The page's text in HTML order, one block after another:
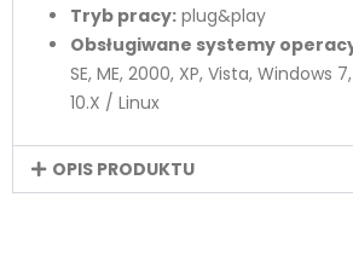
Tryb pracy: plug&play
Obsługiwane systemy
SE, ME, 2000, XP, Vista, Windows
10.X / Linux
OPIS PRODUKTU